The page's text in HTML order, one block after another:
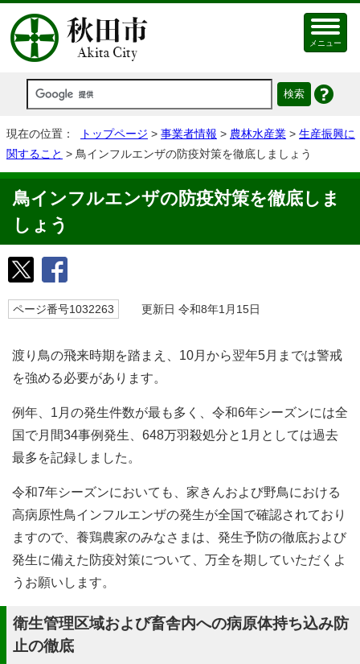
メニュー
現在の位置： トップページ > 事業者情報 > 農林水産業 > 生産振興に
関すること > 鳥インフルエンザの防疫対策を徹底しましょう
鳥インフルエンザの防疫対策を徹底しま
しょう
ページ番号1032263 更新日 令和8年1月15日
渡り鳥の飛来時期を踏まえ、10月から翌年5月までは警戒
を強める必要があります。
例年、1月の発生件数が最も多く、令和6年シーズンには全
国で月間34事例発生、648万羽殺処分と1月としては過去
最多を記録しました。
令和7年シーズンにおいても、家きんおよび野鳥における
高病原性鳥インフルエンザの発生が全国で確認されており
ますので、養鶏農家のみなさまは、発生予防の徹底および
発生に備えた防疫対策について、万全を期していただくよ
うお願いします。
衛生管理区域および畜舎内への病原体持ち込み防
止の徹底